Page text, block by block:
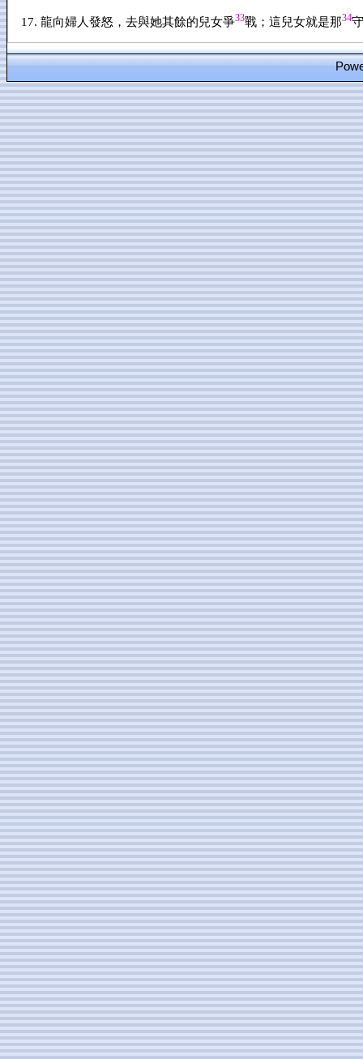
龍向婦人發怒，去與她其餘的兒女爭33戰；這兒女就是那34守